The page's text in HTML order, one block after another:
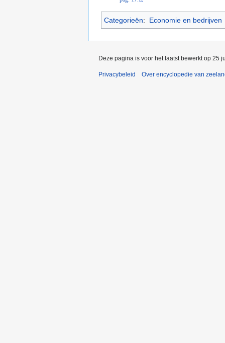
Categorieën: Economie en bedrijven
Deze pagina is voor het laatst bewerkt op 25
Privacybeleid Over encyclopedie van